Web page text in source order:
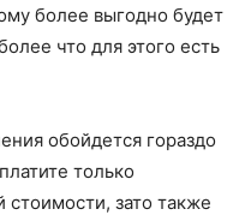
более выгодно будет
что для этого есть
обойдется гораздо
только
зато также